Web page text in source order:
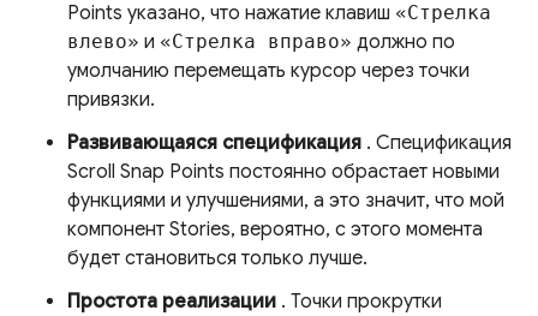
Points указано, что нажатие клавиш «Стрелка
влево» и «Стрелка вправо» должно по
умолчанию перемещать курсор через точки
привязки.
Развивающаяся спецификация . Спецификация
Scroll Snap Points постоянно обрастает новыми
функциями и улучшениями, а это значит, что мой
компонент Stories, вероятно, с этого момента
будет становиться только лучше.
Простота реализации . Точки прокрутки